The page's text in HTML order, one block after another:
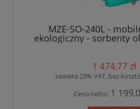
MZE-SO-240L -
ekologiczny - sorbenty
1 474,77 zł
zawiera 23% VAT, bez
Cena netto: 1